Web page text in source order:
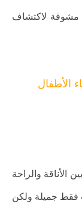
مشوقة لاكتشاف
الأطفال
الأناقة والراحة
فقط جميلة ولكن